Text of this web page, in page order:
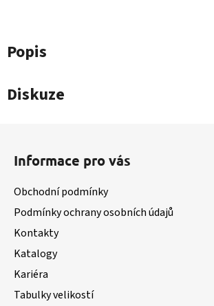
Popis
Diskuze
Informace pro vás
Obchodní podmínky
Podmínky ochrany osobních údajů
Kontakty
Katalogy
Kariéra
Tabulky velikostí